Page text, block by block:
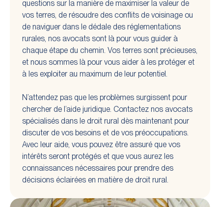
questions sur la manière de maximiser la valeur de
vos terres, de résoudre des conflits de voisinage ou
de naviguer dans le dédale des réglementations
rurales, nos avocats sont là pour vous guider à
chaque étape du chemin. Vos terres sont précieuses,
et nous sommes là pour vous aider à les protéger et
à les exploiter au maximum de leur potentiel.
N’attendez pas que les problèmes surgissent pour
chercher de l’aide juridique. Contactez nos avocats
spécialisés dans le droit rural dès maintenant pour
discuter de vos besoins et de vos préoccupations.
Avec leur aide, vous pouvez être assuré que vos
intérêts seront protégés et que vous aurez les
connaissances nécessaires pour prendre des
décisions éclairées en matière de droit rural.